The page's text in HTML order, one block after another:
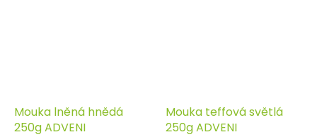
Mouka lněná hnědá
250g ADVENI
Mouka teffová světlá
250g ADVENI